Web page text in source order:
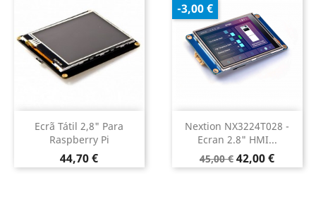
Ecrã Tátil 2,8" Para
Raspberry Pi
Preço
44,70 €
Nextion NX3224T028 -
Ecran 2.8" HMI...
Preço
normal
45,00 € Preço
42,00 €
-3,00 €